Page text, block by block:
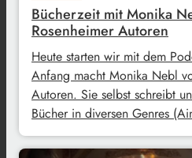
Bücherzeit mit Monika
Rosenheimer Autoren
Heute starten wir mit dem
Anfang macht Monika Nebl
Autoren. Sie selbst schreibt
Bücher in diversen Genres